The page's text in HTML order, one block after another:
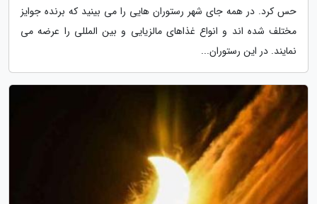
حس کرد. در همه جای شهر رستوران هایی را می بینید که برنده جوایز
مختلف شده اند و انواع غذاهای مالزیایی و بین المللی را عرضه می
نمایند. در این رستوران...